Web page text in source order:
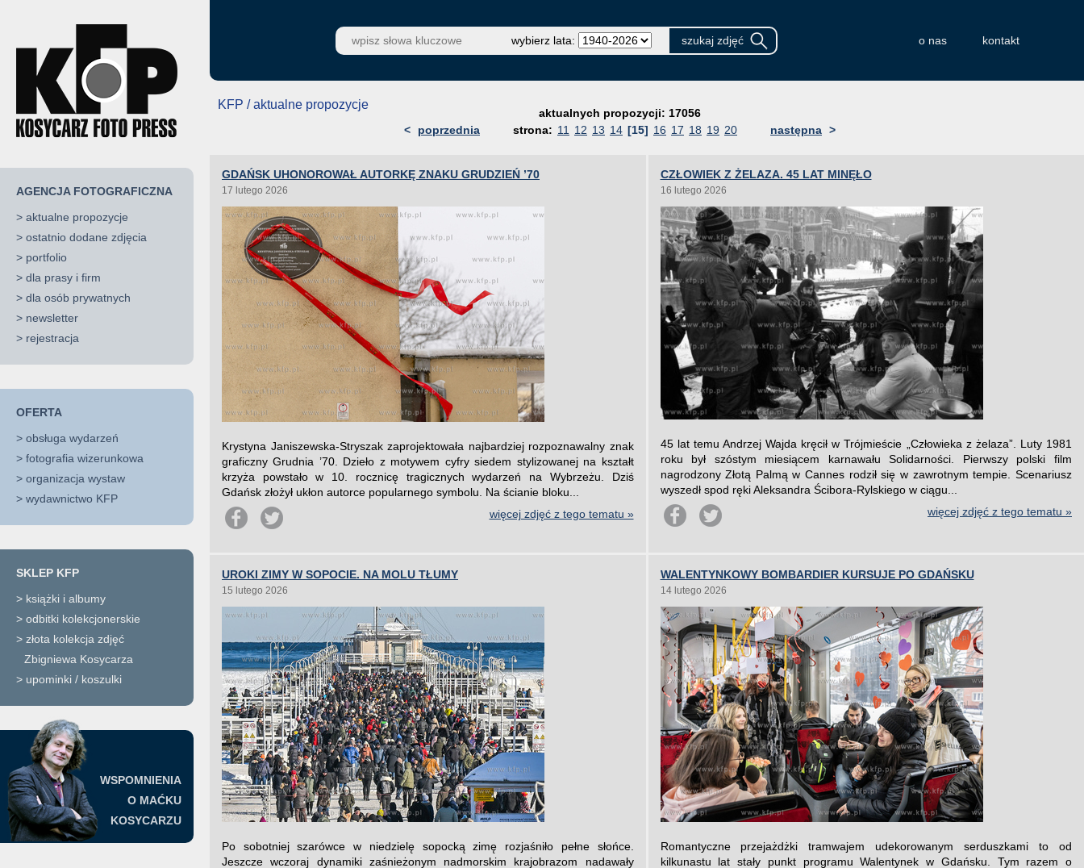
AGENCJA FOTOGRAFICZNA
> aktualne propozycje
> ostatnio dodane zdjęcia
> portfolio
> dla prasy i firm
> dla osób prywatnych
> newsletter
> rejestracja
OFERTA
> obsługa wydarzeń
> fotografia wizerunkowa
> organizacja wystaw
> wydawnictwo KFP
SKLEP KFP
> książki i albumy
> odbitki kolekcjonerskie
> złota kolekcja zdjęć
Zbigniewa Kosycarza
> upominki / koszulki
WSPOMNIENIA
O MAĆKU
KOSYCARZU
wybierz lata: o nas kontakt
KFP / aktualne propozycje
aktualnych propozycji: 17056
<
poprzednia strona: 11 12 13 14 [15] 16 17 18 19 20 następna >
GDAŃSK UHONOROWAŁ AUTORKĘ ZNAKU GRUDZIEŃ ’70
17 lutego 2026
Krystyna Janiszewska-Stryszak zaprojektowała najbardziej rozpoznawalny znak
graficzny Grudnia ’70. Dzieło z motywem cyfry siedem stylizowanej na kształt
krzyża powstało w 10. rocznicę tragicznych wydarzeń na Wybrzeżu. Dziś
Gdańsk złożył ukłon autorce popularnego symbolu. Na ścianie bloku...
więcej zdjęć z tego tematu »
CZŁOWIEK Z ŻELAZA. 45 LAT MINĘŁO
16 lutego 2026
45 lat temu Andrzej Wajda kręcił w Trójmieście „Człowieka z żelaza”. Luty 1981
roku był szóstym miesiącem karnawału Solidarności. Pierwszy polski film
nagrodzony Złotą Palmą w Cannes rodził się w zawrotnym tempie. Scenariusz
wyszedł spod ręki Aleksandra Ścibora-Rylskiego w ciągu...
więcej zdjęć z tego tematu »
UROKI ZIMY W SOPOCIE. NA MOLU TŁUMY
15 lutego 2026
Po sobotniej szarówce w niedzielę sopocką zimę rozjaśniło pełne słońce.
Jeszcze wczoraj dynamiki zaśnieżonym nadmorskim krajobrazom nadawały
WALENTYNKOWY BOMBARDIER KURSUJE PO GDAŃSKU
14 lutego 2026
Romantyczne przejażdżki tramwajem udekorowanym serduszkami to od
kilkunastu lat stały punkt programu Walentynek w Gdańsku. Tym razem o